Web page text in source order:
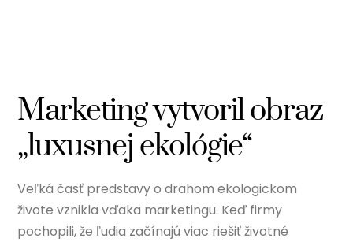
Marketing vytvoril obraz
„luxusnej ekológie“
Veľká časť predstavy o drahom ekologickom
živote vznikla vďaka marketingu. Keď firmy
pochopili, že ľudia začínajú viac riešiť životné